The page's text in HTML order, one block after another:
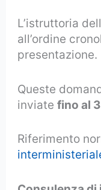
L’istruttoria
all’ordine
presentazione.
Queste
inviatefino al
Riferimento